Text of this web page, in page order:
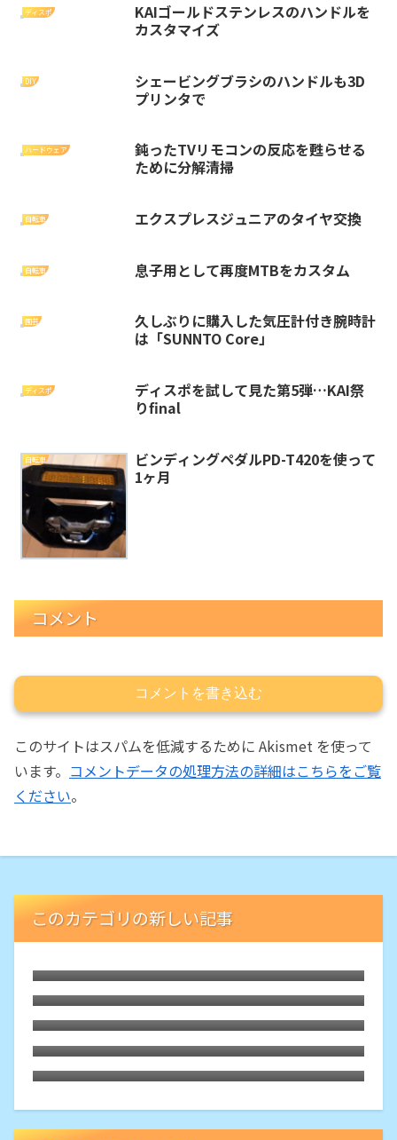
ディスポ
KAIゴールドステンレスのハンドルを
カスタマイズ
DIY
シェービングブラシのハンドルも3D
プリンタで
ハードウェア
鈍ったTVリモコンの反応を甦らせる
ために分解清掃
自転車 エクスプレスジュニアのタイヤ交換
自転車 息子用として再度MTBをカスタム
園芸
久しぶりに購入した気圧計付き腕時計
は「SUNNTO Core」
ディスポ
ディスポを試して見た第5弾…KAI祭
りfinal
自転車
ビンディングペダルPD-T420を使って
1ヶ月
コメント
コメントを書き込む
このサイトはスパムを低減するために Akismet を使って
います。 コメントデータの処理方法の詳細はこちらをご覧
ください。
このカテゴリの新しい記事
気象予報士の再学習に取り組む物語⑨学科
習を計画
気象予報士の再学習に取り組む物語⑧学科
一般2周目「見送った第65回試験」
気象予報士の再学習に取り組む物語⑦学科
一般2周目もオンスクJPで
気象予報士の再学習に取り組む物語⑥専門
&学科1周目を修了、学習の動機と原動力
気象予報士の再学習に取り組む物語⑤専門
1周目「デュアルテキスト相互参照学習
法」